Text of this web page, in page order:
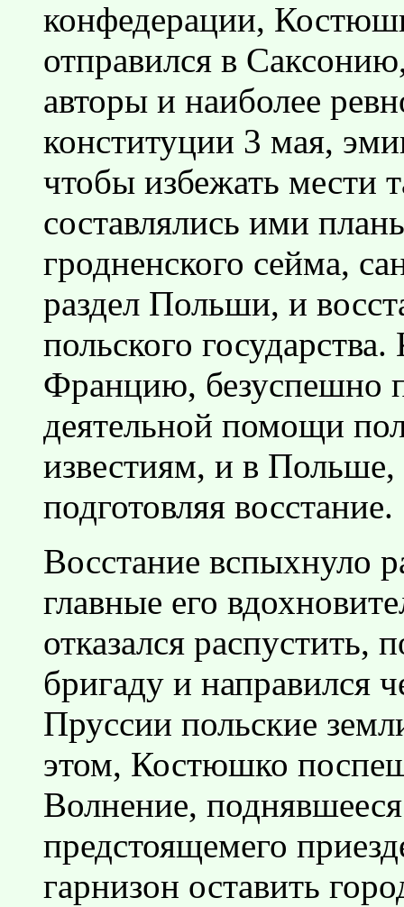
конфедерации,
отправился в
авторы и наиболее
конституции 3 мая,
чтобы избежать мести
составлялись ими
гродненского сейма,
раздел Польши, и
польского
Францию, безуспешно
деятельной помощи
известиям, и в
подготовляя восстание.
Восстание вспыхнуло
главные его
отказался распустить,
бригаду и направился
Пруссии польские
этом, Костюшко
Волнение,
предстоящемего
гарнизон оставить